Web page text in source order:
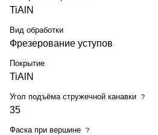
TiAlN
Вид обработки
Фрезерование уступов
Покрытие
TiAlN
Угол подъёма стружечной канавки ?
35
Фаска при вершине ?